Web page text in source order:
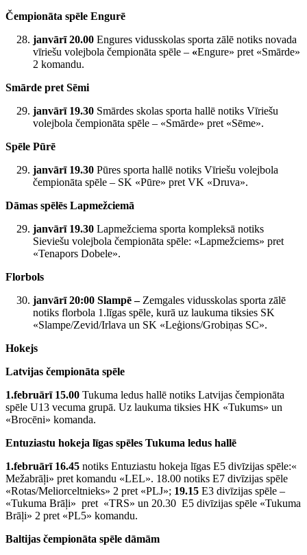
Čempionāta spēle Engurē
janvārī 20.00 Engures vidusskolas sporta zālē notiks novada
vīriešu volejbola čempionāta spēle – «Engure» pret «Smārde»
2 komandu.
Smārde pret Sēmi
janvārī 19.30 Smārdes skolas sporta hallē notiks Vīriešu
volejbola čempionāta spēle – «Smārde» pret «Sēme».
Spēle Pūrē
janvārī 19.30 Pūres sporta hallē notiks Vīriešu volejbola
čempionāta spēle – SK «Pūre» pret VK «Druva».
Dāmas spēlēs Lapmežciemā
janvārī 19.30 Lapmežciema sporta kompleksā notiks
Sieviešu volejbola čempionāta spēle: «Lapmežciems» pret
«Tenapors Dobele».
Florbols
janvārī 20:00 Slampē – Zemgales vidusskolas sporta zālē
notiks florbola 1.līgas spēle, kurā uz laukuma tiksies SK
«Slampe/Zevid/Irlava un SK «Leģions/Grobiņas SC».
Hokejs
Latvijas čempionāta spēle
1.februārī 15.00 Tukuma ledus hallē notiks Latvijas čempionāta
spēle U13 vecuma grupā. Uz laukuma tiksies HK «Tukums» un
«Brocēni» komanda.
Entuziastu hokeja līgas spēles Tukuma ledus hallē
1.februārī 16.45 notiks Entuziastu hokeja līgas E5 divīzijas spēle:«
Mežabrāļi» pret komandu «LEL». 18.00 notiks E7 divīzijas spēle
«Rotas/Meliorceltnieks» 2 pret «PLJ»; 19.15 E3 divīzijas spēle –
«Tukuma Brāļi» pret «TRS» un 20.30 E5 divīzijas spēle «Tukuma
Brāļi» 2 pret «PL5» komandu.
Baltijas čempionāta spēle dāmām